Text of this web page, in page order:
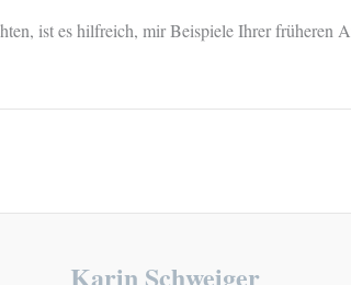
ist es hilfreich, mir Beispiele Ihrer früheren
Karin Schweiger